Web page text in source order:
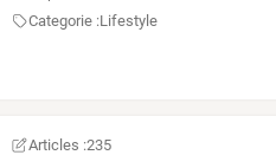
Categorie :Lifestyle
Articles :235